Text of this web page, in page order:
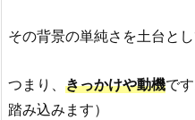
その背景の単純さを土台とし
つまり、 きっかけや動機で
踏み込みます）